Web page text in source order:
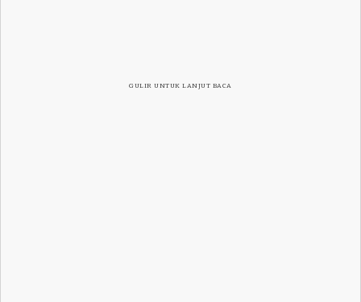
GULIR UNTUK LANJUT BACA